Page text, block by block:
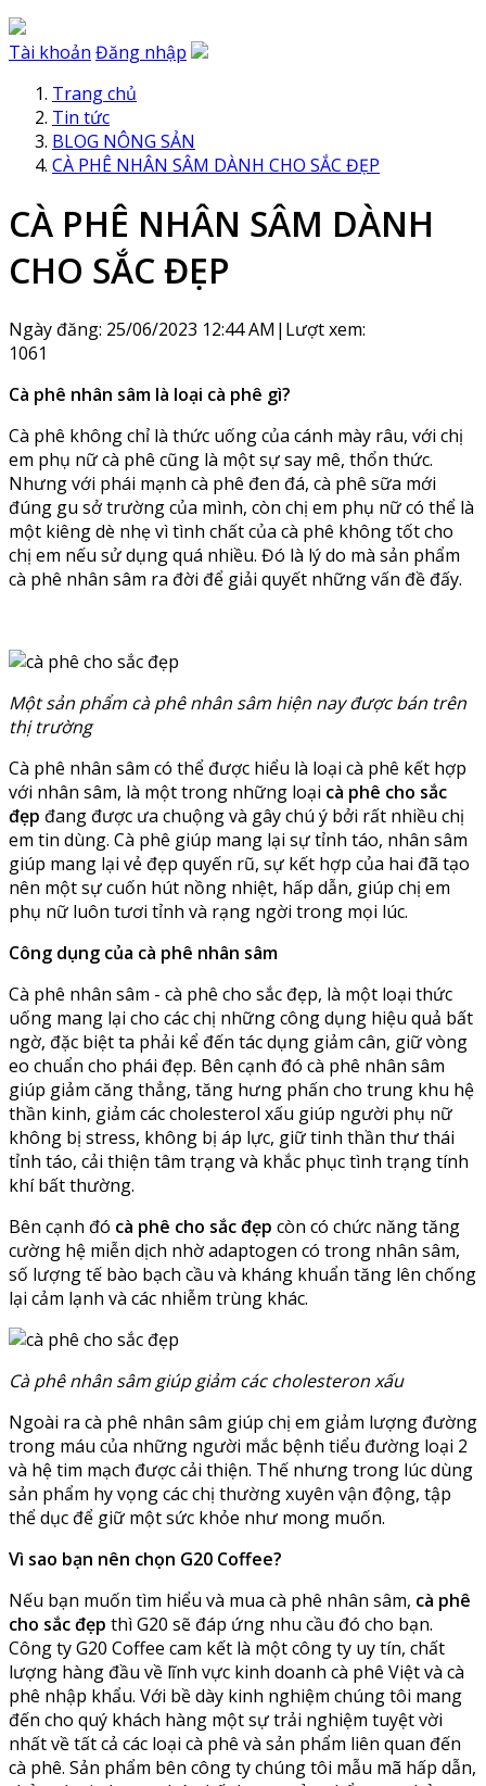
Tài khoản Đăng nhập
Trang chủ
Tin tức
BLOG NÔNG SẢN
CÀ PHÊ NHÂN SÂM DÀNH CHO SẮC ĐẸP
CÀ PHÊ NHÂN SÂM DÀNH
CHO SẮC ĐẸP
Ngày đăng: 25/06/2023 12:44 AM | Lượt xem:
1061
Cà phê nhân sâm là loại cà phê gì?
Cà phê không chỉ là thức uống của cánh mày râu, với chị
em phụ nữ cà phê cũng là một sự say mê, thổn thức.
Nhưng với phái mạnh cà phê đen đá, cà phê sữa mới
đúng gu sở trường của mình, còn chị em phụ nữ có thể là
một kiêng dè nhẹ vì tình chất của cà phê không tốt cho
chị em nếu sử dụng quá nhiều. Đó là lý do mà sản phẩm
cà phê nhân sâm ra đời để giải quyết những vấn đề đấy.
Một sản phẩm cà phê nhân sâm hiện nay được bán trên
thị trường
Cà phê nhân sâm có thể được hiểu là loại cà phê kết hợp
với nhân sâm, là một trong những loại cà phê cho sắc
đẹp đang được ưa chuộng và gây chú ý bởi rất nhiều chị
em tin dùng. Cà phê giúp mang lại sự tỉnh táo, nhân sâm
giúp mang lại vẻ đẹp quyến rũ, sự kết hợp của hai đã tạo
nên một sự cuốn hút nồng nhiệt, hấp dẫn, giúp chị em
phụ nữ luôn tươi tỉnh và rạng ngời trong mọi lúc.
Công dụng của cà phê nhân sâm
Cà phê nhân sâm - cà phê cho sắc đẹp, là một loại thức
uống mang lại cho các chị những công dụng hiệu quả bất
ngờ, đặc biệt ta phải kể đến tác dụng giảm cân, giữ vòng
eo chuẩn cho phái đẹp. Bên cạnh đó cà phê nhân sâm
giúp giảm căng thẳng, tăng hưng phấn cho trung khu hệ
thần kinh, giảm các cholesterol xấu giúp người phụ nữ
không bị stress, không bị áp lực, giữ tinh thần thư thái
tỉnh táo, cải thiện tâm trạng và khắc phục tình trạng tính
khí bất thường.
Bên cạnh đó cà phê cho sắc đẹp còn có chức năng tăng
cường hệ miễn dịch nhờ adaptogen có trong nhân sâm,
số lượng tế bào bạch cầu và kháng khuẩn tăng lên chống
lại cảm lạnh và các nhiễm trùng khác.
Cà phê nhân sâm giúp giảm các cholesteron xấu
Ngoài ra cà phê nhân sâm giúp chị em giảm lượng đường
trong máu của những người mắc bệnh tiểu đường loại 2
và hệ tim mạch được cải thiện. Thế nhưng trong lúc dùng
sản phẩm hy vọng các chị thường xuyên vận động, tập
thể dục để giữ một sức khỏe như mong muốn.
Vì sao bạn nên chọn G20 Coffee?
Nếu bạn muốn tìm hiểu và mua cà phê nhân sâm, cà phê
cho sắc đẹp thì G20 sẽ đáp ứng nhu cầu đó cho bạn.
Công ty G20 Coffee cam kết là một công ty uy tín, chất
lượng hàng đầu về lĩnh vực kinh doanh cà phê Việt và cà
phê nhập khẩu. Với bề dày kinh nghiệm chúng tôi mang
đến cho quý khách hàng một sự trải nghiệm tuyệt vời
nhất về tất cả các loại cà phê và sản phẩm liên quan đến
cà phê. Sản phẩm bên công ty chúng tôi mẫu mã hấp dẫn,